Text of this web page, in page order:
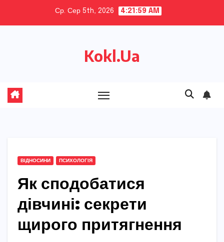
Ср. Сер 5th, 2026 4:22:00 AM
Kokl.Ua
ВІДНОСИНИ ПСИХОЛОГІЯ
Як сподобатися
дівчині: секрети
щирого притягнення